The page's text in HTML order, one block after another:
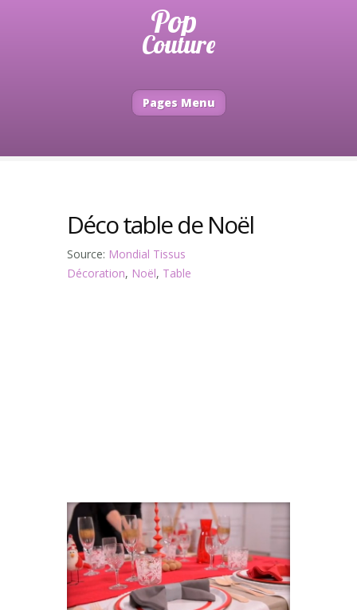
Pages Menu
Déco table de Noël
Source: Mondial Tissus
Décoration, Noël, Table